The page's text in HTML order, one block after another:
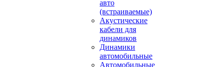
авто
(встраиваемые)
Акустические
кабели для
динамиков
Динамики
автомобильные
Автомобильные